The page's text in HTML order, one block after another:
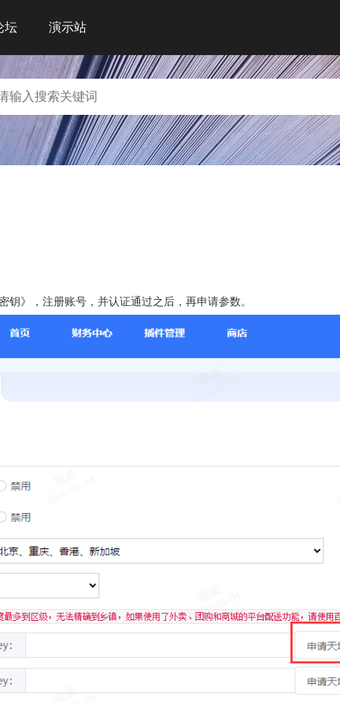
坛 演示站
》，注册账号，并认证通过之后，再申请参数。